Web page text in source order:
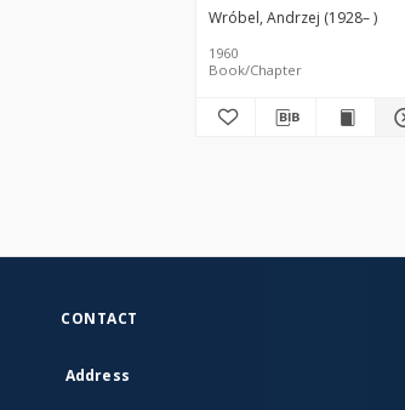
Varšavskoe voevodstvo
Wróbel, Andrzej (1928– )
1960
Book/Chapter
CONTACT
Address